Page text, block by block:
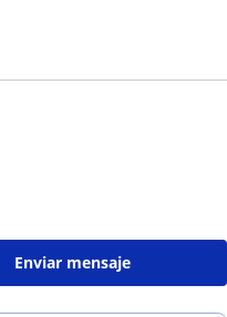
Enviar mensaje